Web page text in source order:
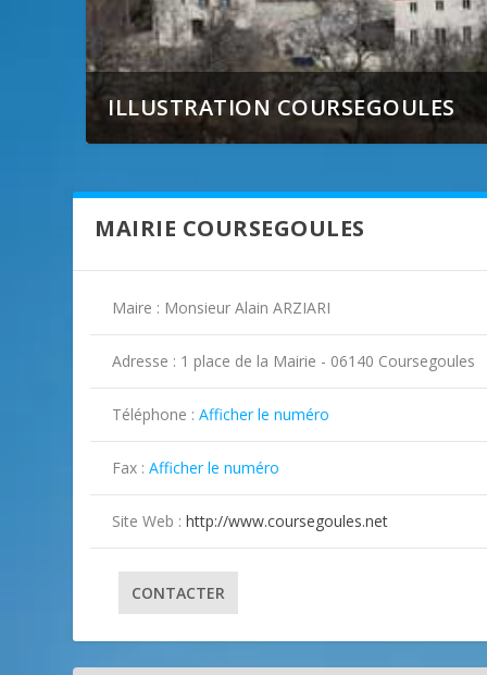
ILLUSTRATION COURSEGOULES
MAIRIE COURSEGOULES
Maire : Monsieur Alain ARZIARI
Adresse : 1 place de la Mairie - 06140 Coursegoules
Téléphone :Afficher le numéro
Fax :Afficher le numéro
Site Web :http://www.coursegoules.net
CONTACTER